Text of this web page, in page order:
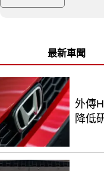
最新車聞
外傳
降低